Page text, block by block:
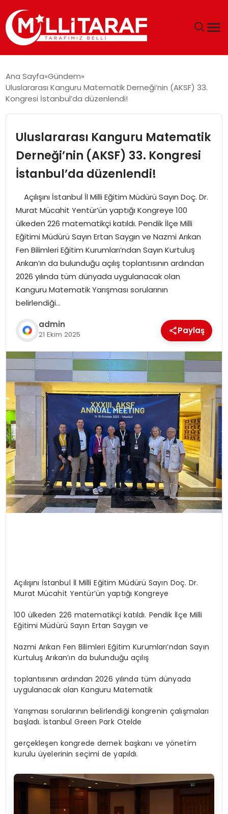
ÖZEL SAYFALAR
SPOR
SIYASET
MAGAZIN
Ana Sayfa Gündem
Uluslararası Kanguru Matematik Derneği’nin (AKSF) 33.
Kongresi İstanbul’da düzenlendi!
Uluslararası Kanguru Matematik
Derneği’nin (AKSF) 33. Kongresi
İstanbul’da düzenlendi!
Açılışını İstanbul İl Milli Eğitim Müdürü Sayın Doç. Dr.
Murat Mücahit Yentür’ün yaptığı Kongreye 100
ülkeden 226 matematikçi katıldı. Pendik İlçe Milli
Eğitimi Müdürü Sayın Ertan Saygın ve Nazmi Arıkan
Fen Bilimleri Eğitim Kurumları’ndan Sayın Kurtuluş
Arıkan’ın da bulunduğu açılış toplantısının ardından
2026 yılında tüm dünyada uygulanacak olan
Kanguru Matematik Yarışması sorularının
belirlendiği…
admin
21 Ekim 2025 Paylaş
Açılışını İstanbul İl Milli Eğitim Müdürü Sayın Doç. Dr.
Murat Mücahit Yentür’ün yaptığı Kongreye
100 ülkeden 226 matematikçi katıldı. Pendik İlçe Milli
Eğitimi Müdürü Sayın Ertan Saygın ve
Nazmi Arıkan Fen Bilimleri Eğitim Kurumları’ndan Sayın
Kurtuluş Arıkan’ın da bulunduğu açılış
toplantısının ardından 2026 yılında tüm dünyada
uygulanacak olan Kanguru Matematik
Yarışması sorularının belirlendiği kongrenin çalışmaları
başladı. İstanbul Green Park Otelde
gerçekleşen kongrede dernek başkanı ve yönetim
kurulu üyelerinin seçimi de yapıldı.